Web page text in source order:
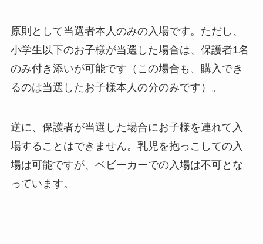
原則として当選者本人のみの入場です。ただし、
小学生以下のお子様が当選した場合は、保護者1名
のみ付き添いが可能です（この場合も、購入でき
るのは当選したお子様本人の分のみです）。
逆に、保護者が当選した場合にお子様を連れて入
場することはできません。乳児を抱っこしての入
場は可能ですが、ベビーカーでの入場は不可とな
っています。